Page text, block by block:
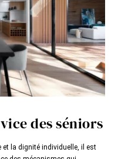
des séniors
et la dignité individuelle, il est